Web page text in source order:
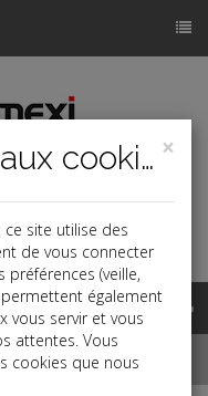
j
a
×
Politique relative aux cookies
site utilise des
de vous connecter
(veille,
permettent également
vous servir et vous
attentes. Vous
cookies que nous